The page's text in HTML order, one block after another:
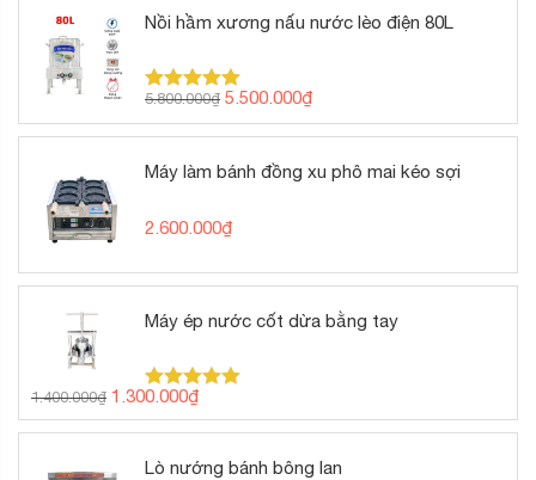
Nồi hầm xương nấu nước lèo điện 80L
Được xếp
hạng5.00
5 sao
5.800.000₫ Giá
gốc
là:
5.800.000₫.
5.500.000₫Giá
hiện
tại
là:
5.500.000₫.
Máy làm bánh đồng xu phô mai kéo sợi
2.600.000₫
Máy ép nước cốt dừa bằng tay
Được xếp
hạng5.00
5 sao
1.400.000₫ Giá
gốc
là:
1.400.000₫.
1.300.000₫Giá
hiện
tại
là:
Lò nướng bánh bông lan